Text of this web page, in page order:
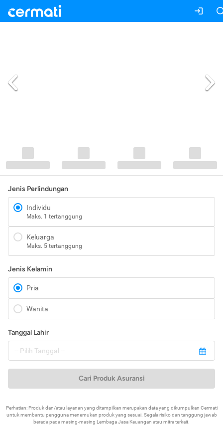
Jenis Perlindungan
Individu
Maks. 1 tertanggung
Keluarga
Maks. 5 tertanggung
Jenis Kelamin
Pria
Wanita
Tanggal Lahir
Cari Produk Asuransi
Perhatian: Produk dan/atau layanan yang ditampilkan merupakan data yang dikumpulkan Cermati
untuk membantu pengguna menemukan produk yang sesuai. Segala risiko dan tanggung jawab
berada pada masing-masing Lembaga Jasa Keuangan atau mitra terkait.